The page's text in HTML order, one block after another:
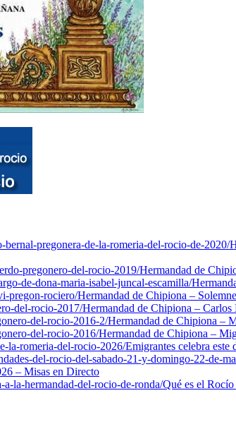
pregonera-de-la-romeria-del-rocio-de-2020/
pregonero-del-rocio-2019/Hermandad de
de-dona-maria-isabel-juncal-escamilla/
pregon-rociero/Hermandad de Chipiona –
del-rocio-2017/Hermandad de Chipiona –
del-rocio-2016-2/Hermandad de Chipiona –
del-rocio-2016/Hermandad de Chipiona –
la-romeria-del-rocio-2026/Emigrantes celebra
del-rocio-del-sabado-21-y-domingo-22-de-
– Misas en Directo
la-hermandad-del-rocio-de-ronda/Qué es el